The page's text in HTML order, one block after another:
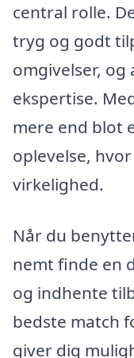
central rolle.
tryg og godt
omgivelser, og
ekspertise.
mere end blot
oplevelse,
virkelighed.
Når du
nemt finde en
og indhente
bedste match
giver dig